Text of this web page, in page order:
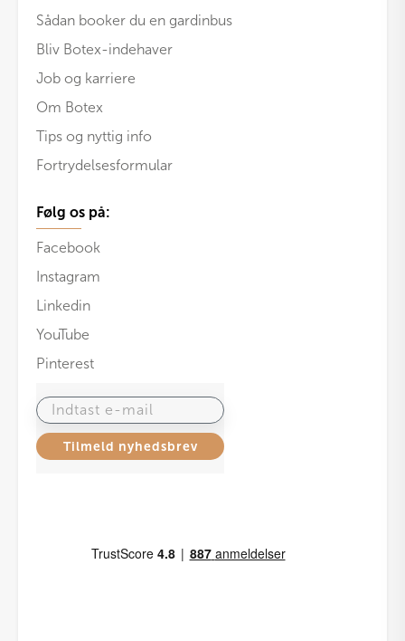
Sådan booker du en gardinbus
Bliv Botex-indehaver
Job og karriere
Om Botex
Tips og nyttig info
Fortrydelsesformular
Følg os på:
Facebook
Instagram
Linkedin
YouTube
Pinterest
Indtast e-mail
Tilmeld nyhedsbrev